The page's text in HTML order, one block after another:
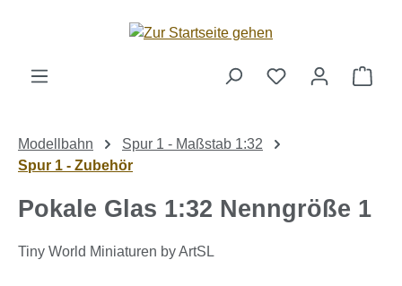
Zum Hauptinhalt springen
Modellbahn
Spur 1 - Maßstab 1:32
Spur 1 - Zubehör
Pokale Glas 1:32 Nenngröße 1
Tiny World Miniaturen by ArtSL